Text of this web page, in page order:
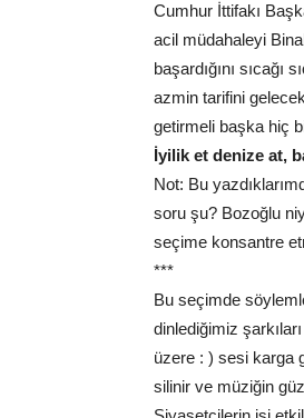
Cumhur İttifakı
acil müdahaleyi
başardığını
azmin tarifini
getirmeli başka hiç
İyilik et denize at,
Not: Bu
soru şu? Bozoğlu
seçime konsantre
***
Bu seçimde
dinlediğimiz
üzere : ) sesi karga
silinir ve müziğin